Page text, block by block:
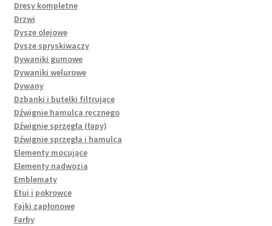
Dresy kompletne
Drzwi
Dysze olejowe
Dysze spryskiwaczy
Dywaniki gumowe
Dywaniki welurowe
Dywany
Dzbanki i butelki filtrujące
Dźwignie hamulca ręcznego
Dźwignie sprzęgła (łapy)
Dźwignie sprzęgła i hamulca
Elementy mocujące
Elementy nadwozia
Emblematy
Etui i pokrowce
Fajki zapłonowe
Farby